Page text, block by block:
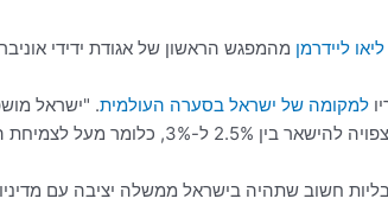
מהמפגש הראשון של אגודת ידידי
למקומה של ישראל בסערה העולמית. "ישראל
לצמיחת המשקים המפותחים".
חשוב שתהיה בישראל ממשלה יציבה עם